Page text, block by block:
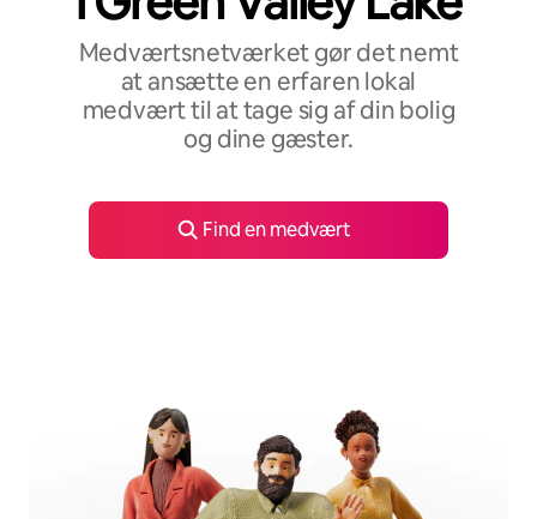
Medværtsnetværket gør det nemt
at ansætte en erfaren lokal
medvært til at tage sig af din bolig
og dine gæster.
Find en medvært